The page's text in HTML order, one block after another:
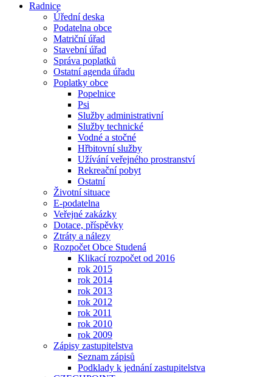
Radnice
Úřední deska
Podatelna obce
Matriční úřad
Stavební úřad
Správa poplatků
Ostatní agenda úřadu
Poplatky obce
Popelnice
Psi
Služby administrativní
Služby technické
Vodné a stočné
Hřbitovní služby
Užívání veřejného prostranství
Rekreační pobyt
Ostatní
Životní situace
E-podatelna
Veřejné zakázky
Dotace, příspěvky
Ztráty a nálezy
Rozpočet Obce Studená
Klikací rozpočet od 2016
rok 2015
rok 2014
rok 2013
rok 2012
rok 2011
rok 2010
rok 2009
Zápisy zastupitelstva
Seznam zápisů
Podklady k jednání zastupitelstva